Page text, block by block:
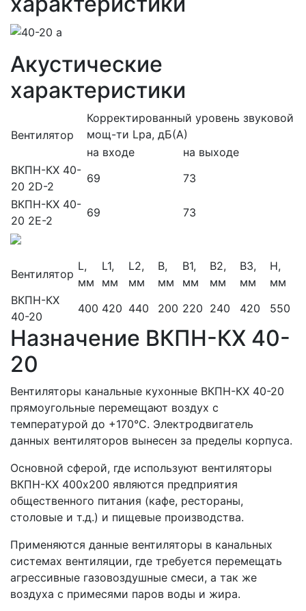
Акустические
характеристики
Вентилятор
Корректированный уровень звуковой
мощ-ти Lpa, дБ(А)
на входе
на выходе
ВКПН-КХ 40-
20 2D-2
69
73
ВКПН-КХ 40-
20 2E-2
69 73
Вентилятор
L,
мм
L1,
мм
L2,
мм
B,
мм
B1,
мм
B2,
мм
B3,
мм
H,
мм
ВКПН-КХ
40-20
400 420 440 200 220 240 420 550
Назначение ВКПН-КХ 40-
20
Вентиляторы канальные кухонные ВКПН-КХ 40-20
прямоугольные перемещают воздух с
температурой до +170°C. Электродвигатель
данных вентиляторов вынесен за пределы корпуса.
Основной сферой, где используют вентиляторы
ВКПН-КХ 400х200 являются предприятия
общественного питания (кафе, рестораны,
столовые и т.д.) и пищевые производства.
Применяются данные вентиляторы в канальных
системах вентиляции, где требуется перемещать
агрессивные газовоздушные смеси, а так же
воздуха с примесями паров воды и жира.